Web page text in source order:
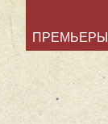
ПРЕМЬЕРЫ